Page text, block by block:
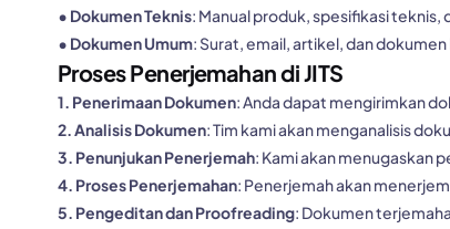
• Dokumen Teknis: Manual produk, spesifikasi teknis,
• Dokumen Umum: Surat, email, artikel, dan dokumen
Proses Penerjemahan di JITS
1. Penerimaan Dokumen: Anda dapat mengirimkan
2. Analisis Dokumen: Tim kami akan menganalisis
3. Penunjukan Penerjemah: Kami akan menugaskan
4. Proses Penerjemahan: Penerjemah akan
5. Pengeditan dan Proofreading: Dokumen